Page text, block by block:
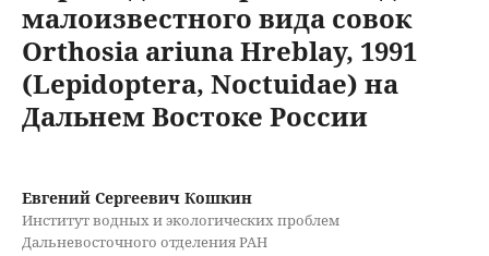
малоизвестного вида совок
Orthosia ariuna Hreblay, 1991
(Lepidoptera, Noctuidae) на
Дальнем Востоке России
Евгений Сергеевич Кошкин
Институт водных и экологических проблем
Дальневосточного отделения РАН